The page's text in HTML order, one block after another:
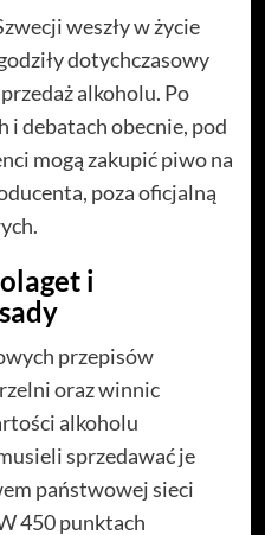
weszły w życie
dotychczasowy
alkoholu. Po
i debatach obecnie, pod
mogą zakupić piwo na
poza oficjalną
i
przepisów
oraz winnic
alkoholu
sprzedawać je
państwowej sieci
450 punktach